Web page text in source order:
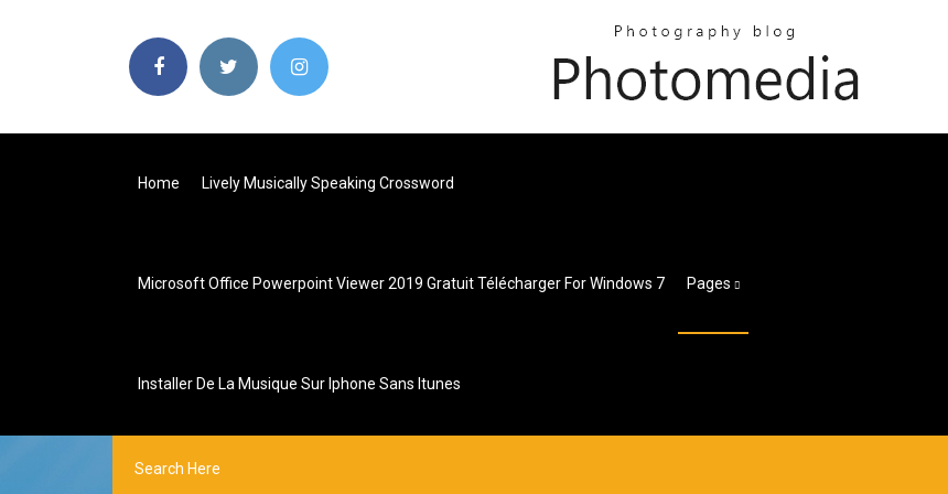
Home Lively Musically Speaking Crossword
Microsoft Office Powerpoint Viewer 2019 Gratuit Télécharger For Windows 7 Pages
Installer De La Musique Sur Iphone Sans Itunes